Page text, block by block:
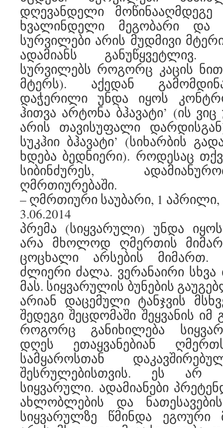
დღევანდელი მოწინააღმდეგე
ხვალინდელი მეგობარი და
სურვილები არის მუდმივი
ადამიანს განუწყვეტლივ.
სურვილებს როგორც კაცის
მტერს). აქედან
დაჭერილი უნდა იყოს
ჰითვა არტონა ბჰავატი’ (ის
არის თავისუფალი
სუკჰიი ბჰავატი’ (სიხარბის
ხდება ბედნიერი). როდესაც
სიბინძურეს,
ღმრთიურებაში.
– ღმრთიური საუბარი, 1 აპრილი,
3.06.2014
პრემა (სიყვარული) უნდა
არა მხოლოდ ღმერთის
ცოცხალი არსების მიმართ.
ძლიერი ძალა. ვერანაირი სხვა
მას. სიყვარულის ბუნების
არიან დაცემული ტანჯვის
შედეგი შეცდომაში შეყვანის იმ
როგორც განიხილება
დღეს ეთაყვანებიან
სამყაროსთან
შესრულებისთვის. ეს არ
სიყვარული. ადამიანები
ახლობლების და
სიყვარულზე წმინდა ეგოური